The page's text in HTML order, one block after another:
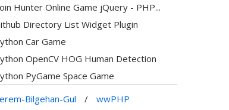
Hunter Online Game jQuery - PHP...
Directory List Widget Plugin
Car Game
OpenCV HOG Human Detection
PyGame Space Game
Bilgehan-Gul / wwPHP